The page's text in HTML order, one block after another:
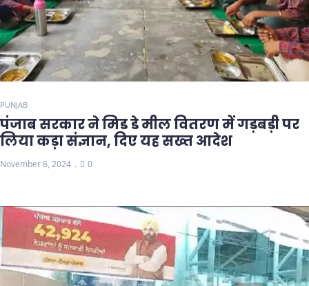
PUNJAB
पंजाब सरकार ने मिड डे मील वितरण में गड़बड़ी पर
लिया कड़ा संज्ञान, दिए यह सख्त आदेश
November 6, 2024 0